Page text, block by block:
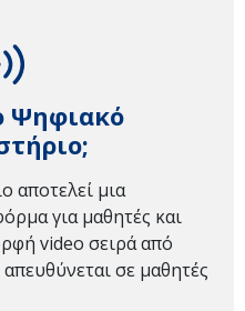
Ψηφιακό
αποτελεί μια
για μαθητές και
video σειρά από
σε μαθητές